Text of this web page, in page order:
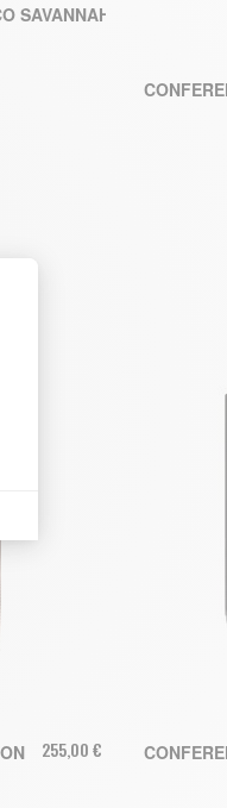
SAVANNAH
255,00 €